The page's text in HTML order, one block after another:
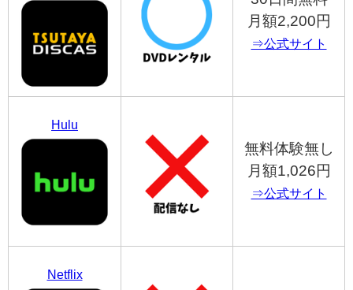
月額2,200円
⇒公式サイト
Hulu
無料体験無し
月額1,026円
⇒公式サイト
Netflix